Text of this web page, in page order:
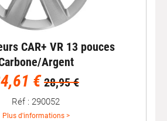
CAR+ VR 13 pouces
Argent
€ 28,95 €
Réf : 290052
Plus d'informations >